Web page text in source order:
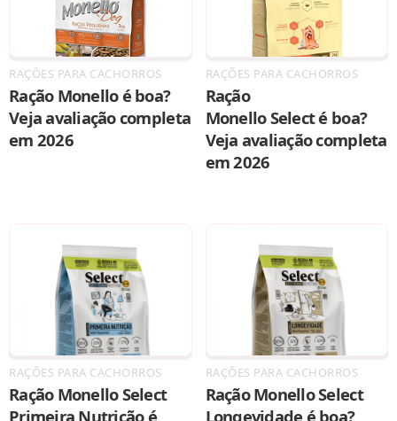
RAÇÕES PARA CACHORROS
Ração Monello é boa?
Veja avaliação completa
em 2026
RAÇÕES PARA CACHORROS
Ração
Monello Select é boa?
Veja avaliação completa
em 2026
RAÇÕES PARA CACHORROS
Ração Monello Select
Primeira Nutrição é
RAÇÕES PARA CACHORROS
Ração Monello Select
Longevidade é boa?